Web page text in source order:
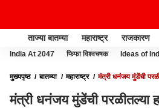
ताज्या बातम्या महाराष्ट्र राजकारण
India At 2047 फिफा विश्वचषक Ideas of
मुख्यपृष्ठ बातम्या महाराष्ट्र
मंत्री धनंजय मुंडेंची
मंत्री धनंजय मुंडेंची परळीतल्या